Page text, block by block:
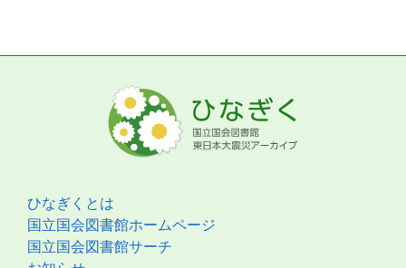
ひなぎくとは
国立国会図書館ホームページ
国立国会図書館サーチ